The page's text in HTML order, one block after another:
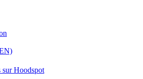
sur Hoodspot